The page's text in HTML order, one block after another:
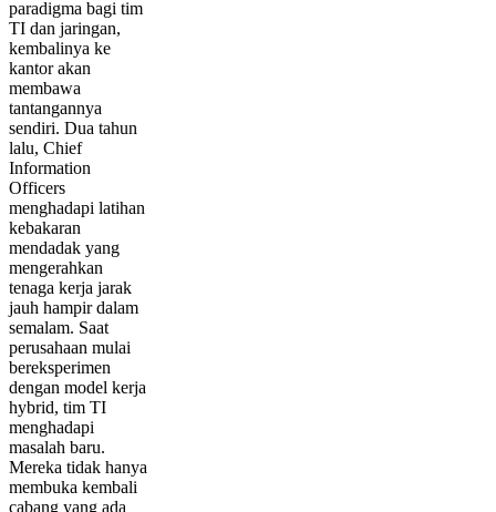
paradigma bagi tim
TI dan jaringan,
kembalinya ke
kantor akan
membawa
tantangannya
sendiri. Dua tahun
lalu, Chief
Information
Officers
menghadapi latihan
kebakaran
mendadak yang
mengerahkan
tenaga kerja jarak
jauh hampir dalam
semalam. Saat
perusahaan mulai
bereksperimen
dengan model kerja
hybrid, tim TI
menghadapi
masalah baru.
Mereka tidak hanya
membuka kembali
cabang yang ada